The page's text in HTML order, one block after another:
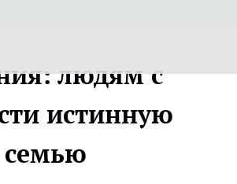
людям с
истинную
семью